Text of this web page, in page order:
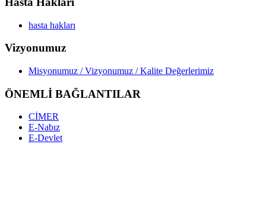
hasta hakları
Vizyonumuz
Misyonumuz / Vizyonumuz / Kalite Değerlerimiz
ÖNEMLİ BAĞLANTILAR
CİMER
E-Nabız
E-Devlet